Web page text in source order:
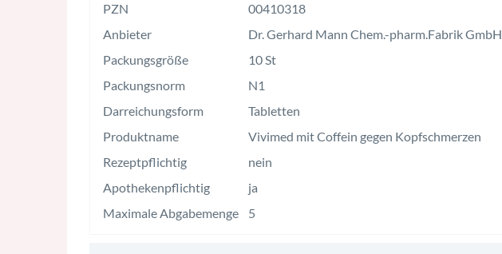
PZN
00410318
Anbieter
Dr. Gerhard Mann Chem.-pharm.Fabrik GmbH
Packungsgröße
10 St
Packungsnorm
N1
Darreichungsform
Tabletten
Produktname
Vivimed mit Coffein gegen Kopfschmerzen
Rezeptpflichtig
nein
Apothekenpflichtig
ja
Maximale Abgabemenge
5